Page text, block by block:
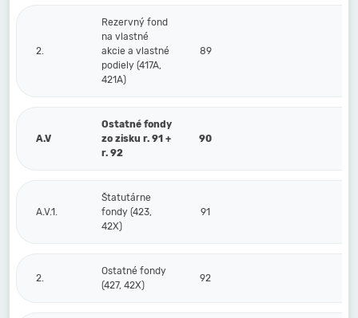
2.
Rezervný fond
na vlastné
akcie a vlastné
podiely (417A,
421A)
89
A.V
Ostatné fondy
zo zisku r. 91 +
r. 92
90
A.V.1.
Štatutárne
fondy (423,
42X)
91
2.
Ostatné fondy
(427, 42X)
92